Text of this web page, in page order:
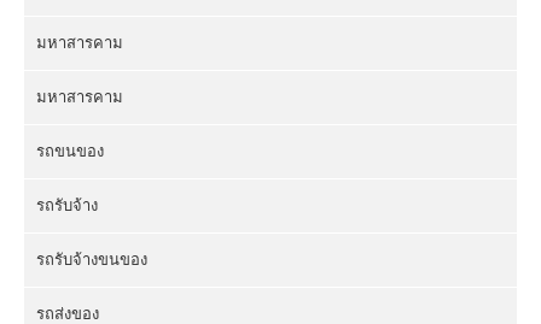
มหาสารคาม
มหาสารคาม
รถขนของ
รถรับจ้าง
รถรับจ้างขนของ
รถส่งของ